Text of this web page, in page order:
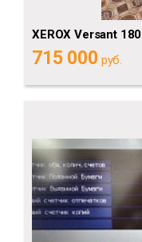
XEROX Versant 180
715 000 руб.